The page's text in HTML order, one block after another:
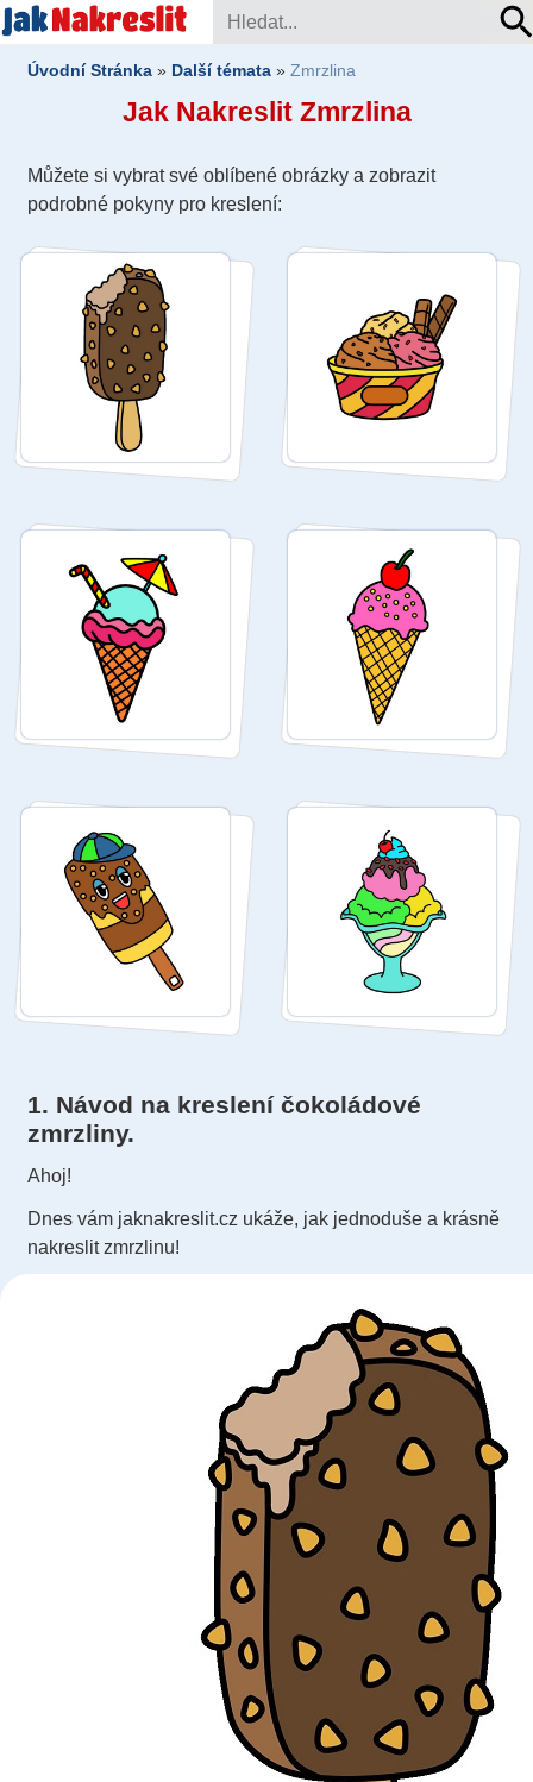
Úvodní Stránka » Další témata »Zmrzlina
Jak Nakreslit Zmrzlina
Můžete si vybrat své oblíbené obrázky a zobrazit
podrobné pokyny pro kreslení:
1. Návod na kreslení čokoládové
zmrzliny.
Ahoj!
Dnes vám jaknakreslit.cz ukáže, jak jednoduše a krásně
nakreslit zmrzlinu!